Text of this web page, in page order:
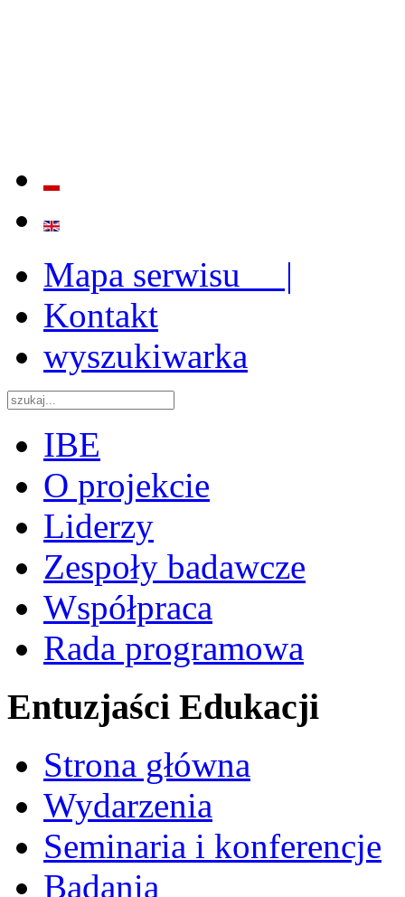
Mapa serwisu |
Kontakt
wyszukiwarka
IBE
O projekcie
Liderzy
Zespoły badawcze
Współpraca
Rada programowa
Entuzjaści Edukacji
Strona główna
Wydarzenia
Seminaria i konferencje
Badania